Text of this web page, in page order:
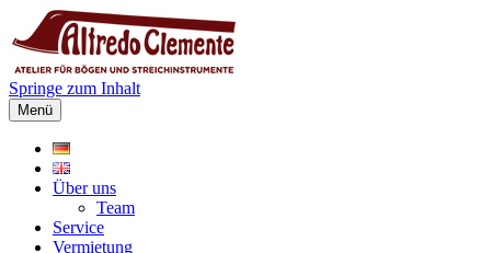
Springe zum Inhalt
Menü
Über uns
Team
Service
Vermietung